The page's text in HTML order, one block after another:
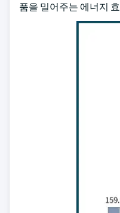
품을 밀어주는 에너지